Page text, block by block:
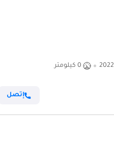
2022 0 كيلومتر
إتصل